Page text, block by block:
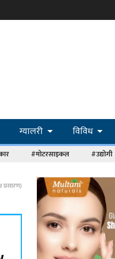
ग्यालरी विविध
#मोटरसाइकल #उद्योगी